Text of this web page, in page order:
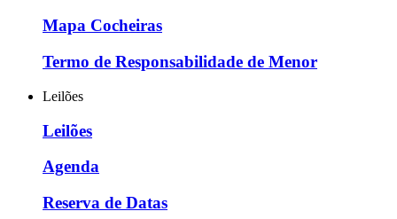
Mapa Cocheiras
Termo de Responsabilidade de Menor
Leilões
Leilões
Agenda
Reserva de Datas